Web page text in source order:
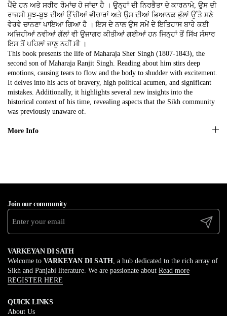
ਪੈਂਦੇ ਹਨ ਅਤੇ ਸਰੀਰ ਰੋਮਾਂਚ ਹੋ ਜਾਂਦਾ ਹੈ । ਉਨ੍ਹਾਂ ਦੀ ਨਿਰਭੈਤਾ ਦੇ ਕਾਰਨਾਮੇ, ਉਸ ਦੀ
ਰਾਜਸੀ ਸੂਝ-ਬੂਝ ਦੀਆਂ ਉੱਚੀਆਂ ਵੀਚਾਰਾਂ ਅਤੇ ਉਸ ਦੀਆਂ ਭਿਆਨਕ ਭੁੱਲਾਂ ਉੱਤੇ ਸਣੇ
ਵੇਰਵੇ ਚਾਨਣਾ ਪਾਇਆ ਗਿਆ ਹੈ । ਇਸ ਦੇ ਨਾਲ ਉਸ ਸਮੇਂ ਦੇ ਇਤਿਹਾਸ ਬਾਰੇ ਕਈ
ਅਜਿਹੀਆਂ ਨਵੀਆਂ ਗੱਲਾਂ ਵੀ ਉਜਾਗਰ ਕੀਤੀਆਂ ਗਈਆਂ ਹਨ ਜਿਨ੍ਹਾਂ ਤੋਂ ਸਿੱਖ ਸੰਸਾਰ
ਇਸ ਤੋਂ ਪਹਿਲਾਂ ਜਾਣੂ ਨਹੀਂ ਸੀ ।
This book presents the life of Maharaja Sher Singh (1807-1843), the
second son of Maharaja Ranjit Singh. Reading about him stirs deep
emotions, causing tears to flow and the body to shudder with excitement.
It delves into his acts of bravery, high political acumen, and significant
mistakes. Additionally, it highlights several new insights into the
historical context of his time, revealing aspects that the Sikh community
was previously unaware of.
More Info
Join our community
Submit
VARKEYAN DI SATH
Welcome to VARKEYAN DI SATH , a hub dedicated to the rich array of
Sikh and Panjabi literature. We are passionate about Read more
REGISTER HERE
QUICK LINKS
About Us